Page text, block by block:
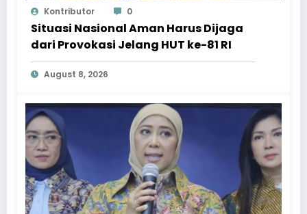
Kontributor 0
Situasi Nasional Aman Harus Dijaga
dari Provokasi Jelang HUT ke-81 RI
August 8, 2026